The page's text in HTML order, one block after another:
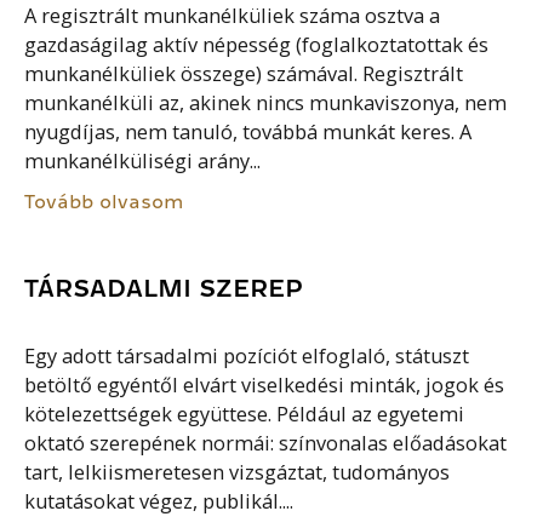
A regisztrált munkanélküliek száma osztva a
gazdaságilag aktív népesség (foglalkoztatottak és
munkanélküliek összege) számával. Regisztrált
munkanélküli az, akinek nincs munkaviszonya, nem
nyugdíjas, nem tanuló, továbbá munkát keres. A
munkanélküliségi arány...
Tovább olvasom
TÁRSADALMI SZEREP
Egy adott társadalmi pozíciót elfoglaló, státuszt
betöltő egyéntől elvárt viselkedési minták, jogok és
kötelezettségek együttese. Például az egyetemi
oktató szerepének normái: színvonalas előadásokat
tart, lelkiismeretesen vizsgáztat, tudományos
kutatásokat végez, publikál....